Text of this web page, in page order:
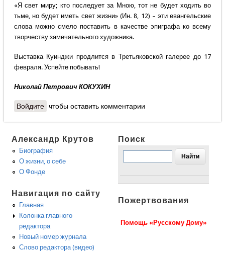
«Я свет миру; кто последует за Мною, тот не будет ходить во
тьме, но будет иметь свет жизни» (Ин. 8, 12) – эти евангельские
слова можно смело поставить в качестве эпиграфа ко всему
творчеству замечательного художника.
Выставка Куинджи продлится в Третьяковской галерее до 17
февраля. Успейте побывать!
Николай Петрович КОКУХИН
Войдите чтобы оставить комментарии
Александр Крутов
Биография
О жизни, о себе
О Фонде
Навигация по сайту
Главная
Колонка главного
редактора
Новый номер журнала
Слово редактора (видео)
Поиск
Пожертвования
Помощь «Русскому Дому»